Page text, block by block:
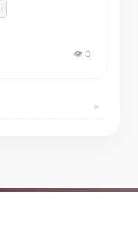
👁️ 0
►